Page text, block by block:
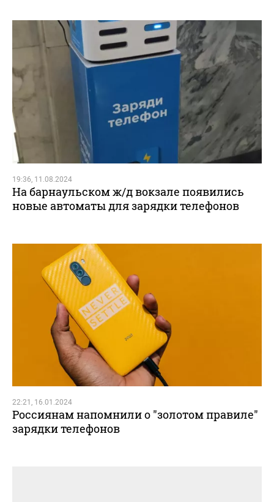
19:36, 11.08.2024
На барнаульском ж/д вокзале появились
новые автоматы для зарядки телефонов
22:21, 16.01.2024
Россиянам напомнили о "золотом правиле"
зарядки телефонов